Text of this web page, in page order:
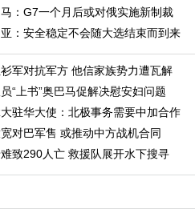
：G7一个月后或对俄实施新制裁
：安全稳定不会随大选结束而到来
军对抗军方 他信家族势力遭瓦解
“上书”奥巴马促解决慰安妇问题
驻华大使：北极事务需要中加合作
对巴军售 或推动中方战机合同
致290人亡 救援队展开水下搜寻